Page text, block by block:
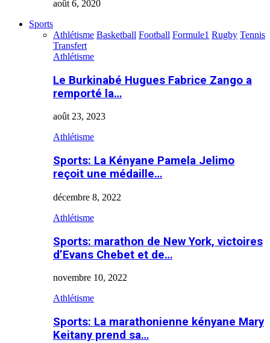
août 6, 2020
Sports
Athlétisme Basketball Football Formule1 Rugby Tennis
Transfert
Athlétisme
Le Burkinabé Hugues Fabrice Zango a
remporté la…
août 23, 2023
Athlétisme
Sports: La Kényane Pamela Jelimo
reçoit une médaille…
décembre 8, 2022
Athlétisme
Sports: marathon de New York, victoires
d’Evans Chebet et de…
novembre 10, 2022
Athlétisme
Sports: La marathonienne kényane Mary
Keitany prend sa…